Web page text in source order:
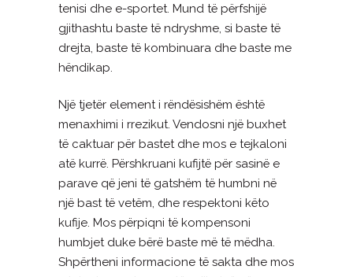
tenisi dhe e-sportet. Mund të përfshijë
gjithashtu baste të ndryshme, si baste të
drejta, baste të kombinuara dhe baste me
hëndikap.
Një tjetër element i rëndësishëm është
menaxhimi i rrezikut. Vendosni një buxhet
të caktuar për bastet dhe mos e tejkaloni
atë kurrë. Përshkruani kufijtë për sasinë e
parave që jeni të gatshëm të humbni në
një bast të vetëm, dhe respektoni këto
kufije. Mos përpiqni të kompensoni
humbjet duke bërë baste më të mëdha.
Shpërtheni informacione të sakta dhe mos